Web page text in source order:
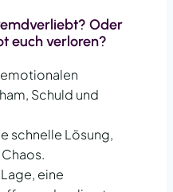
Oder
euch verloren?
Schuld und
schnelle Lösung,
eine